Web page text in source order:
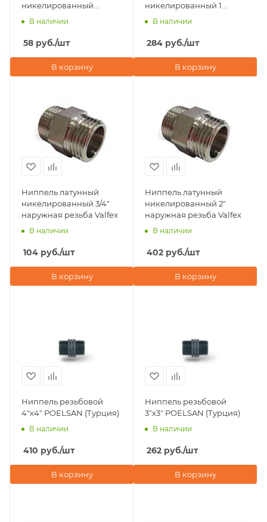
никелированный
1/2"х1/4" наружная
В наличии
58 руб./шт
В корзину
никелированный 1
1/2"х1/2" наружная
В наличии
284 руб./шт
В корзину
Ниппель латунный
никелированный 3/4"
наружная резьба Valfex
В наличии
104 руб./шт
В корзину
Ниппель латунный
никелированный 2"
наружная резьба Valfex
В наличии
402 руб./шт
В корзину
Ниппель резьбовой
4"х4" POELSAN (Турция)
В наличии
410 руб./шт
В корзину
Ниппель резьбовой
3"х3" POELSAN (Турция)
В наличии
262 руб./шт
В корзину